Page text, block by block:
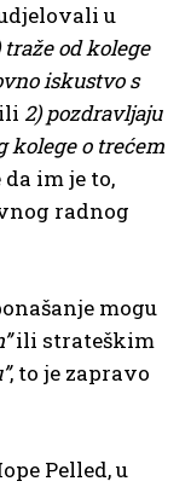
u
traže od kolege
iskustvo s
ili 2) pozdravljaju
kolege o trećem
im je to,
radnog
mogu
ili strateškim
, to je zapravo
Pelled, u